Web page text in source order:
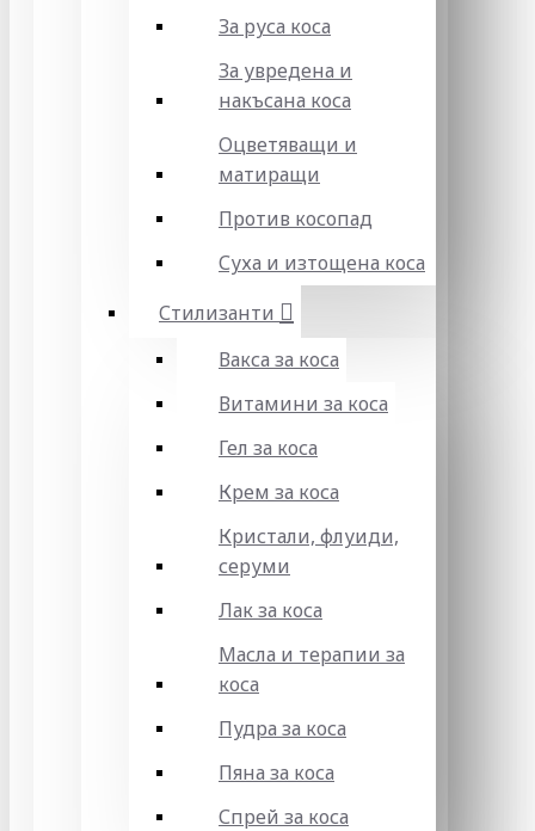
За руса коса
За увредена и
накъсана коса
Оцветяващи и
матиращи
Против косопад
Суха и изтощена коса
Стилизанти
Вакса за коса
Витамини за коса
Гел за коса
Крем за коса
Кристали, флуиди,
серуми
Лак за коса
Масла и терапии за
коса
Пудра за коса
Пяна за коса
Спрей за коса